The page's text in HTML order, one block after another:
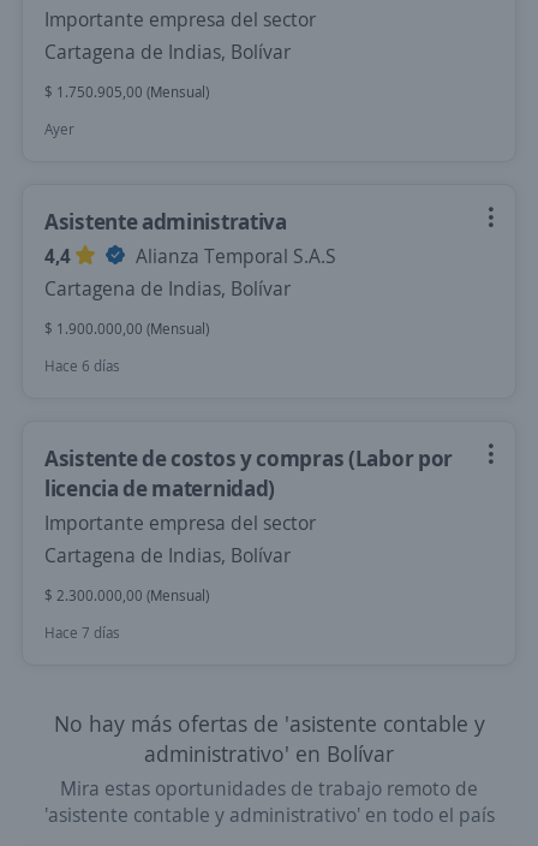
Importante empresa del sector
Cartagena de Indias, Bolívar
$ 1.750.905,00 (Mensual)
Ayer
Asistente administrativa
4,4
Alianza Temporal S.A.S
Cartagena de Indias, Bolívar
$ 1.900.000,00 (Mensual)
Hace 6 días
Asistente de costos y compras (Labor por
licencia de maternidad)
Importante empresa del sector
Cartagena de Indias, Bolívar
$ 2.300.000,00 (Mensual)
Hace 7 días
No hay más ofertas de 'asistente contable y
administrativo' en Bolívar
Mira estas oportunidades de trabajo remoto de
'asistente contable y administrativo' en todo el país